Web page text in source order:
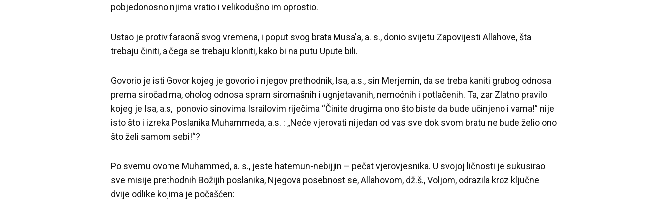
pobjedonosno njima vratio i velikodušno im oprostio.
Ustao je protiv faraonã svog vremena, i poput svog brata Musa'a, a. s., donio svijetu Zapovijesti Allahove, šta
trebaju činiti, a čega se trebaju kloniti, kako bi na putu Upute bili.
Govorio je isti Govor kojeg je govorio i njegov prethodnik, Isa, a.s., sin Merjemin, da se treba kaniti grubog odnosa
prema siročadima, oholog odnosa spram siromašnih i ugnjetavanih, nemoćnih i potlačenih. Ta, zar Zlatno pravilo
kojeg je Isa, a.s, ponovio sinovima Israilovim riječima “Činite drugima ono što biste da bude učinjeno i vama!” nije
isto što i izreka Poslanika Muhammeda, a.s. : „Neće vjerovati nijedan od vas sve dok svom bratu ne bude želio ono
što želi samom sebi!“?
Po svemu ovome Muhammed, a. s., jeste hatemun-nebijjin – pečat vjerovjesnika. U svojoj ličnosti je sukusirao
sve misije prethodnih Božijih poslanika, Njegova posebnost se, Allahovom, dž.š., Voljom, odrazila kroz ključne
dvije odlike kojima je počašćen: